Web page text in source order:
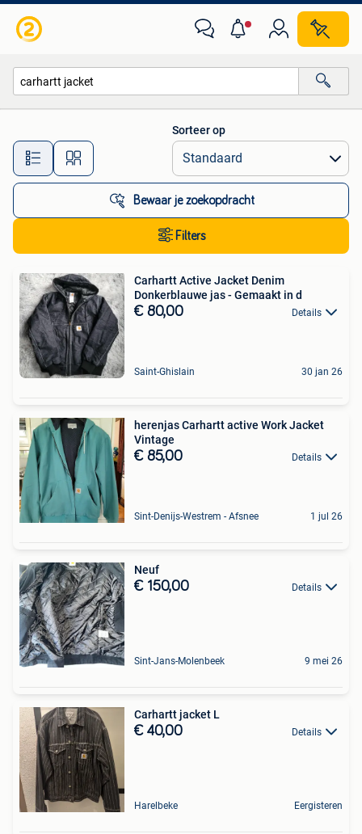
Alle afstanden…
Sorteer op
Bewaar je zoekopdracht
Filters
Carhartt Active Jacket Denim
Donkerblauwe jas - Gemaakt in d
€ 80,00 Details
Saint-Ghislain 30 jan 26
herenjas Carhartt active Work Jacket
Vintage
€ 85,00 Details
Sint-Denijs-Westrem - Afsnee 1 jul 26
Neuf
€ 150,00 Details
Sint-Jans-Molenbeek 9 mei 26
Carhartt jacket L
€ 40,00 Details
Harelbeke Eergisteren